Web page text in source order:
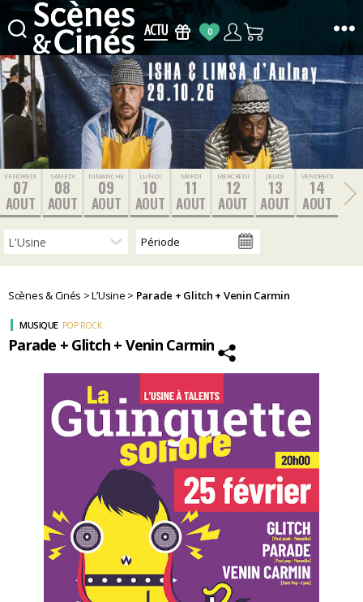
Scènes
&
Cinés
0
VENDREDI
07
AOUT
SAMEDI
08
AOUT
DIMANCHE
09
AOUT
LUNDI
10
AOUT
MARDI
11
AOUT
MERCREDI
12
AOUT
JEUDI
13
AOUT
VENDREDI
14
AOUT
Scènes & Cinés >L’Usine > Parade + Glitch + Venin Carmin
Parade + Glitch + Venin Carmin
MUSIQUE POP ROCK